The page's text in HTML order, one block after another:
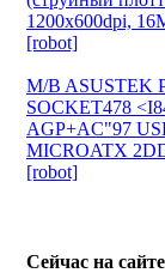
1200х600dpi,
[robot]
M/B ASUSTEK
SOCKET478
AGP+AC"97
MICROATX
[robot]
Сейчас на